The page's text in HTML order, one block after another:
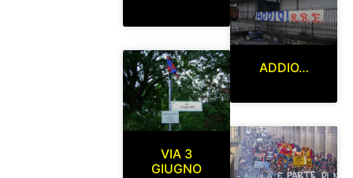
VIA 3
GIUGNO
ADDIO…